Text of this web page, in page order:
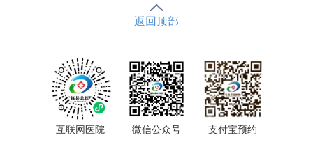
返回顶部
互联网医院 微信公众号 支付宝预约